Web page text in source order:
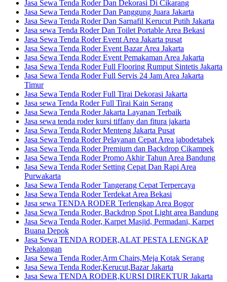
Jasa Sewa Tenda Roder Dan Dekorasi Di Cikarang
Jasa Sewa Tenda Roder Dan Panggung Juara Jakarta
Jasa Sewa Tenda Roder Dan Sarnafil Kerucut Putih Jakarta
Jasa sewa Tenda Roder Dan Toilet Portable Area Bekasi
Jasa Sewa Tenda Roder Event Area Jakarta pusat
Jasa Sewa Tenda Roder Event Bazar Area Jakarta
Jasa Sewa Tenda Roder Event Pemakaman Area Jakarta
Jasa Sewa Tenda Roder Full Flooring Rumput Sintetis Jakarta
Jasa Sewa Tenda Roder Full Servis 24 Jam Area Jakarta
Timur
Jasa Sewa Tenda Roder Full Tirai Dekorasi Jakarta
Jasa sewa Tenda Roder Full Tirai Kain Serang
Jasa Sewa Tenda Roder Jakarta Layanan Terbaik
Jasa sewa tenda roder kursi tiffany dan fitura jakarta
Jasa Sewa Tenda Roder Menteng Jakarta Pusat
Jasa Sewa Tenda Roder Pelayanan Cepat Area jabodetabek
Jasa Sewa Tenda Roder Premium dan Backdrop Cikampek
Jasa Sewa Tenda Roder Promo Akhir Tahun Area Bandung
Jasa Sewa Tenda Roder Setting Cepat Dan Rapi Area
Purwakarta
Jasa Sewa Tenda Roder Tangerang Cepat Terpercaya
Jasa Sewa Tenda Roder Terdekat Area Bekasi
Jasa sewa TENDA RODER Terlengkap Area Bogor
Jasa Sewa Tenda Roder, Backdrop Spot Light area Bandung
Jasa Sewa Tenda Roder, Karpet Masjid, Permadani, Karpet
Buana Depok
Jasa Sewa TENDA RODER,ALAT PESTA LENGKAP
Pekalongan
Jasa Sewa Tenda Roder,Arm Chairs,Meja Kotak Serang
Jasa Sewa Tenda Roder,Kerucut,Bazar Jakarta
Jasa Sewa TENDA RODER,KURSI DIREKTUR Jakarta